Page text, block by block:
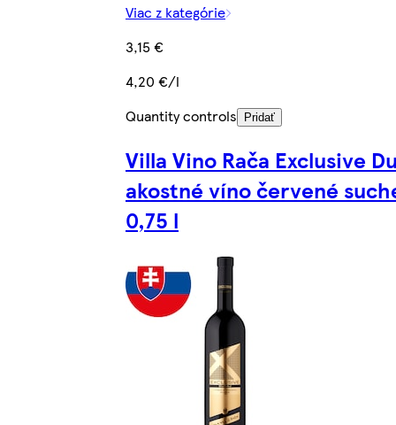
Viac z kategórie
3,15 €
4,20 €/l
Quantity controls
Pridať
Villa Vino Rača Exclusive
akostné víno červené
0,75 l